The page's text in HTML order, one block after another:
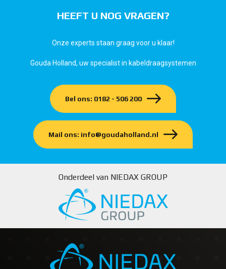
HEEFT U NOG VRAGEN?
Onze experts staan graag voor u klaar!
Gouda Holland, uw specialist in kabeldraagsystemen
Bel ons: 0182 - 506 200
Mail ons: info@goudaholland.nl
Onderdeel van NIEDAX GROUP